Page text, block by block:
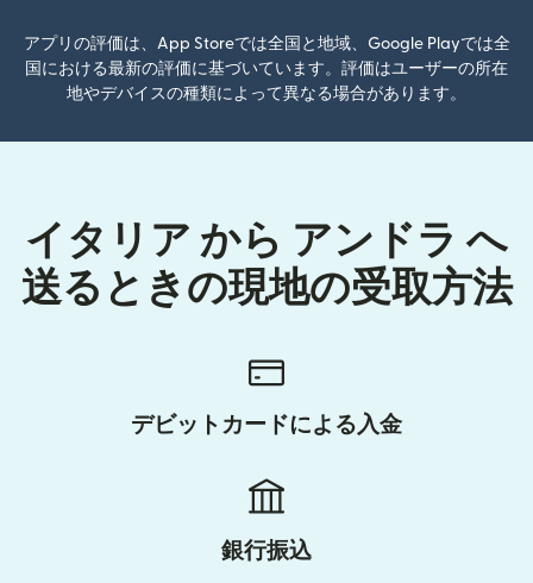
アプリの評価は、App Storeでは全国と地域、Google Playでは全
国における最新の評価に基づいています。評価はユーザーの所在
地やデバイスの種類によって異なる場合があります。
イタリア から アンドラ へ
送るときの現地の受取方法
デビットカードによる入金
銀行振込